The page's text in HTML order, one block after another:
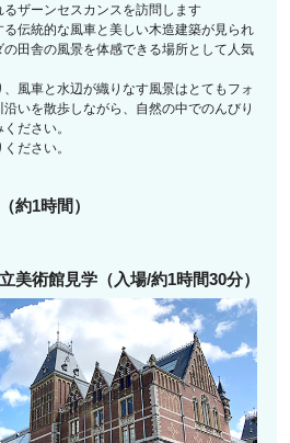
ザーンセスカンスを訪問します
伝統的な風車と美しい木造建築が見られ
田舎の風景を体感できる場所として人気
風車と水辺が織りなす風景はとてもフォ
沿いを散歩しながら、自然の中でのんびり
ださい。
ださい。
約1時間）
美術館見学（入場/約1時間30分）